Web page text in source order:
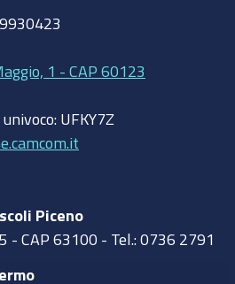
1 - CAP 60123
UFKY7Z
Piceno
- CAP 63100 - Tel.: 0736 2791